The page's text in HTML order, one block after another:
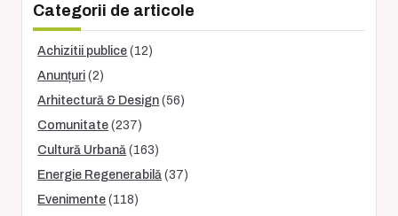
Categorii de articole
Achizitii publice (12)
Anunțuri (2)
Arhitectură & Design (56)
Comunitate (237)
Cultură Urbană (163)
Energie Regenerabilă (37)
Evenimente (118)